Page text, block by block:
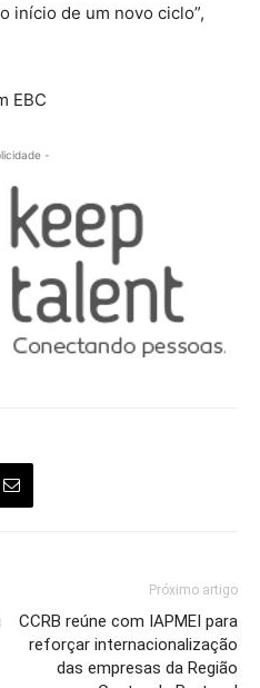
início de um novo ciclo”,
EBC
-
Próximo artigo
CCRB reúne com IAPMEI para
reforçar internacionalização
das empresas da Região